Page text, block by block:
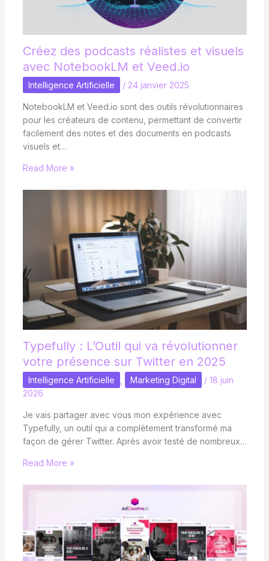
Créez des podcasts réalistes et visuels
avec NotebookLM et Veed.io
Intelligence Artificielle / 24 janvier 2025
NotebookLM et Veed.io sont des outils révolutionnaires
pour les créateurs de contenu, permettant de convertir
facilement des notes et des documents en podcasts
visuels et…
Read More »
Typefully : L’Outil qui va révolutionner
votre présence sur Twitter en 2025
Intelligence Artificielle Marketing Digital / 18 juin
2026
Je vais partager avec vous mon expérience avec
Typefully, un outil qui a complètement transformé ma
façon de gérer Twitter. Après avoir testé de nombreux…
Read More »